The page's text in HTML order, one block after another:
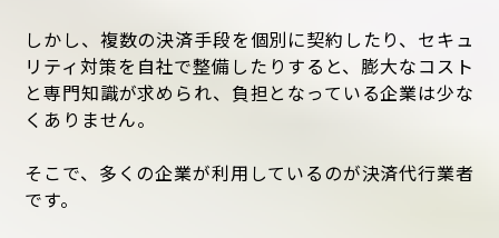
しかし、複数の決済手段を個別に契約したり、セキュ
リティ対策を自社で整備したりすると、膨大なコスト
と専門知識が求められ、負担となっている企業は少な
くありません。
そこで、多くの企業が利用しているのが決済代行業者
です。